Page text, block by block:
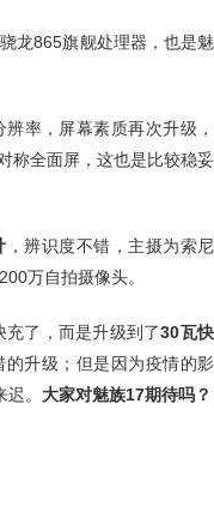
龙865旗舰处理器，也是魅
辨率，屏幕素质再次升级，
称全面屏，这也是比较稳妥
，辨识度不错，主摄为索尼
万自拍摄像头。
充了，而是升级到了30瓦快
的升级；但是因为疫情的影
。 大家对魅族17期待吗？